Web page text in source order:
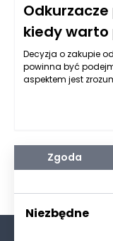
kiedy warto
Decyzja o zakupie
powinna być
aspektem jest
Zgoda
Niezbędne